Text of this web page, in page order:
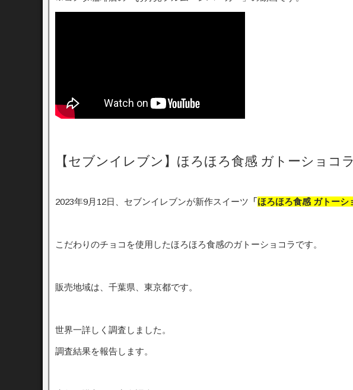
【セブンイレブン】ほろほろ食感 ガトーショコ
2023年9月12日、セブンイレブンが新作スイーツ 「ほろほろ食感 ガトーシ
こだわりのチョコを使用したほろほろ食感のガトーショコラです。
販売地域は、千葉県、東京都です。
世界一詳しく調査しました。
調査結果を報告します。